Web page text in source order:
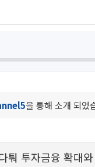
을 통해 소개 되었
퉈 투자금융 확대